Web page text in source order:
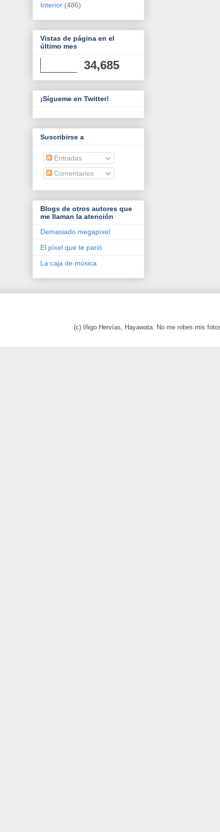
Interior (486)
Vistas de página en el
último mes
34,685
¡Sígueme en Twitter!
Suscribirse a
Entradas
Comentarios
Blogs de otros autores que
me llaman la atención
Demasiado megapíxel
El píxel que te parió
La caja de música
(c) Iñigo Hervías, Hayawata. No me robes mis